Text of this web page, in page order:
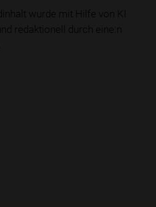
wurde mit Hilfe von KI
redaktionell durch eine:n